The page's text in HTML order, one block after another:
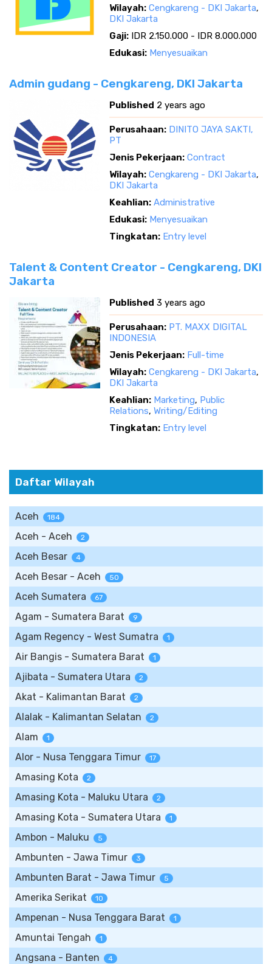
Wilayah: Cengkareng - DKI Jakarta,
DKI Jakarta
Gaji: IDR 2.150.000 - IDR 8.000.000
Edukasi: Menyesuaikan
Admin gudang - Cengkareng, DKI Jakarta
Published 2 years ago
Perusahaan: DINITO JAYA SAKTI,
PT
Jenis Pekerjaan: Contract
Wilayah: Cengkareng - DKI Jakarta,
DKI Jakarta
Keahlian: Administrative
Edukasi: Menyesuaikan
Tingkatan: Entry level
Talent & Content Creator - Cengkareng, DKI
Jakarta
Published 3 years ago
Perusahaan: PT. MAXX DIGITAL
INDONESIA
Jenis Pekerjaan: Full-time
Wilayah: Cengkareng - DKI Jakarta,
DKI Jakarta
Keahlian: Marketing, Public
Relations, Writing/Editing
Tingkatan: Entry level
Daftar Wilayah
Aceh 184
Aceh - Aceh 2
Aceh Besar 4
Aceh Besar - Aceh 50
Aceh Sumatera 67
Agam - Sumatera Barat 9
Agam Regency - West Sumatra 1
Air Bangis - Sumatera Barat 1
Ajibata - Sumatera Utara 2
Akat - Kalimantan Barat 2
Alalak - Kalimantan Selatan 2
Alam 1
Alor - Nusa Tenggara Timur 17
Amasing Kota 2
Amasing Kota - Maluku Utara 2
Amasing Kota - Sumatera Utara 1
Ambon - Maluku 5
Ambunten - Jawa Timur 3
Ambunten Barat - Jawa Timur 5
Amerika Serikat 10
Ampenan - Nusa Tenggara Barat 1
Amuntai Tengah 1
Angsana - Banten 4